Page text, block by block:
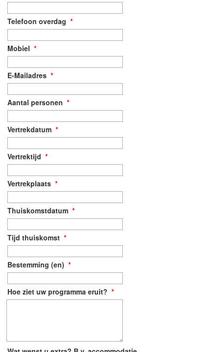
Telefoon overdag *
Mobiel *
E-Mailadres *
Aantal personen *
Vertrekdatum *
Vertrektijd *
Vertrekplaats *
Thuiskomstdatum *
Tijd thuiskomst *
Bestemming (en) *
Hoe ziet uw programma eruit? *